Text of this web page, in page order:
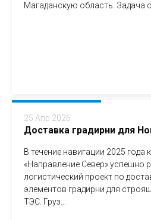
Магаданскую область. Задача
25 Апр 2026
Доставка градирни для
В течение навигации 2025 года
«Направление Север» успешно
логистический проект по
элементов градирни для
ТЭС. Груз...